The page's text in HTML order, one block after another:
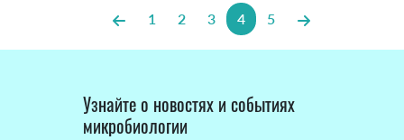
1 2 3 4 5
Узнайте о новостях и событиях
микробиологии